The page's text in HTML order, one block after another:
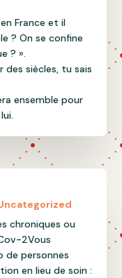
France et il
? On se confine
? ».
des siècles, tu sais
ensemble pour
chroniques ou
2Vous
de personnes
en lieu de soin :